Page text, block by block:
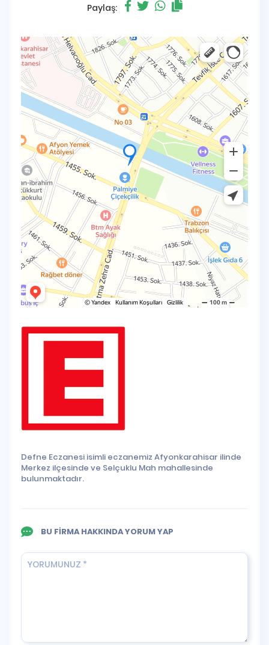
Paylaş:
Defne Eczanesi isimli eczanemiz Afyonkarahisar ilinde
Merkez ilçesinde ve Selçuklu Mah mahallesinde
bulunmaktadır.
BU FİRMA HAKKINDA YORUM YAP